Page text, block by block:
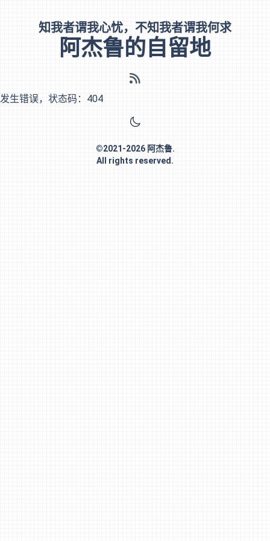
阿杰鲁的自留地
知我者谓我心忧，不知我者谓我何求
发生错误，状态码： 404
©2021-2026 阿杰鲁.
All rights reserved.